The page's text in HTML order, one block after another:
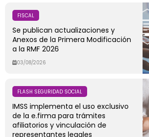
FISCAL
Se publican actualizaciones y
Anexos de la Primera Modificación
a la RMF 2026
03/08/2026
FLASH SEGURIDAD SOCIAL
IMSS implementa el uso exclusivo
de la e.firma para trámites
afiliatorios y vinculación de
representantes legales